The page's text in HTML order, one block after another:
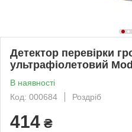
Детектор перевірки
ультрафіолетовий
В наявності
Код: 000684
Роздріб
414 ₴